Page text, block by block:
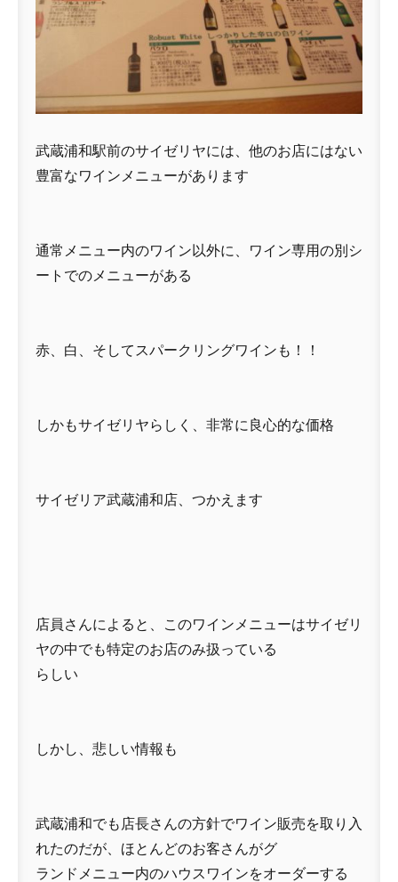
武蔵浦和駅前のサイゼリヤには、他のお店にはない
豊富なワインメニューがあります
通常メニュー内のワイン以外に、ワイン専用の別シ
ートでのメニューがある
赤、白、そしてスパークリングワインも！！
しかもサイゼリヤらしく、非常に良心的な価格
サイゼリア武蔵浦和店、つかえます
店員さんによると、このワインメニューはサイゼリ
ヤの中でも特定のお店のみ扱っている
らしい
しかし、悲しい情報も
武蔵浦和でも店長さんの方針でワイン販売を取り入
れたのだが、ほとんどのお客さんがグ
ランドメニュー内のハウスワインをオーダーする